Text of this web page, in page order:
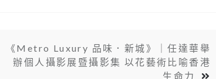
《Metro Luxury 品味．新城》｜任達華舉
辦個人攝影展暨攝影集 以花藝術比喻香港
生命力